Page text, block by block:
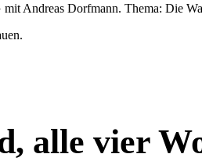
Andreas Dorfmann. Thema: Die
alle vier